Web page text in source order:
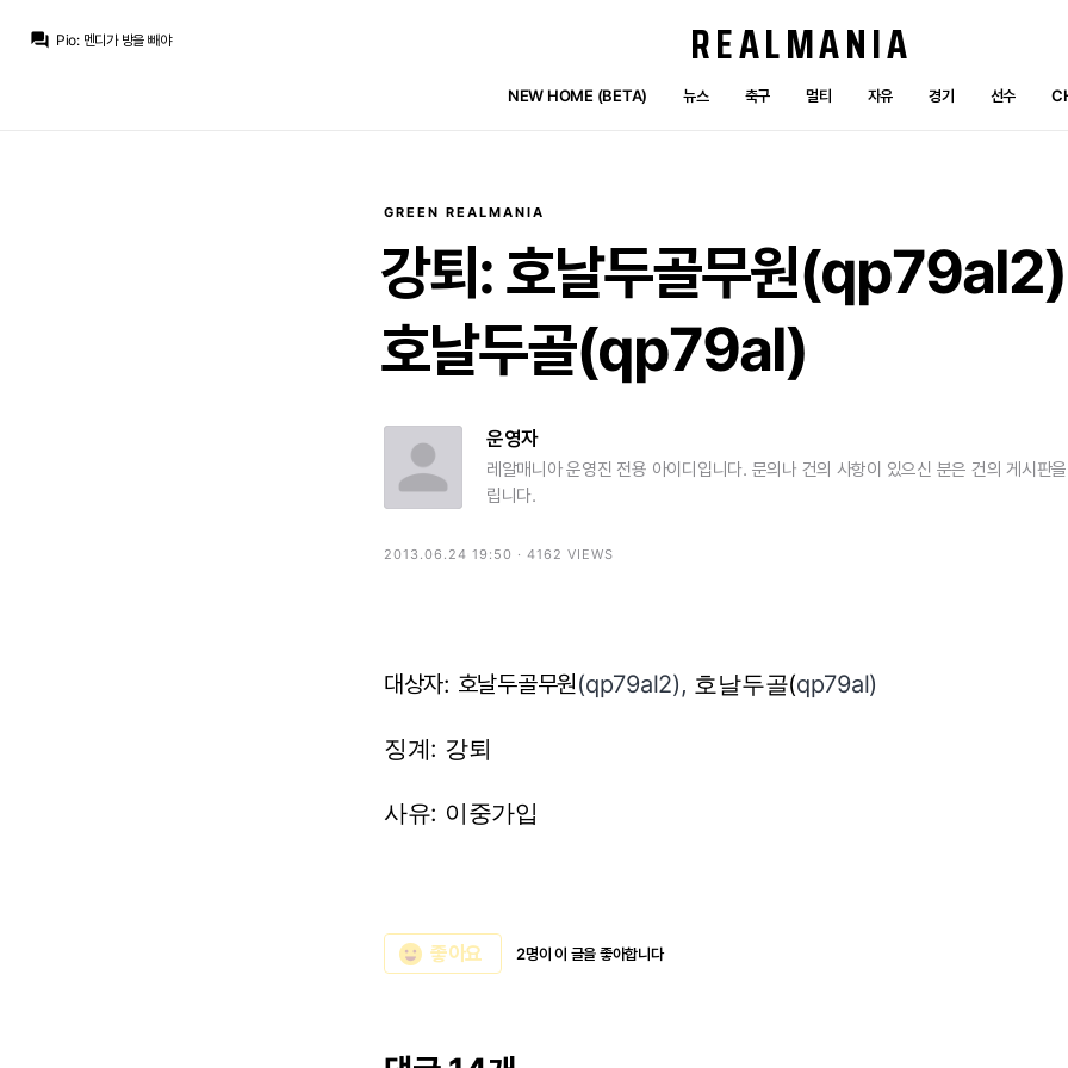
question_answer Pio: 멘디가 방을 빼야
REALMANIA
NEW HOME (BETA) 뉴스 축구 멀티 자유 경기 선수
GREEN REALMANIA
강퇴: 호날두골무원
호날두골(qp79al)
운영자
레알매니아 운영진 전용 아이디입니다. 문의나 건의 사항이 있으신 분은 건의 게시판
립니다.
2013.06.24 19:50 · 4162 VIEWS
대상자: 호날두골무원(qp79al2), 호날두골(qp79al)
징계: 강퇴
사유: 이중가입
emoji_emotions 좋아요 2명이 이 글을 좋아합니다